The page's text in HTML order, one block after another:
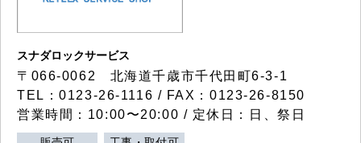
スナダロックサービス
〒066-0062 北海道千歳市千代田町6-3-1
TEL：0123-26-1116 / FAX：0123-26-8150
営業時間：10:00〜20:00 / 定休日：日、祭日